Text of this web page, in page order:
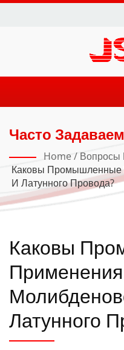
Часто
Home / Вопросы
Каковы Промышленные
И Латунного Провода?
Каковы
Применения
Латунного